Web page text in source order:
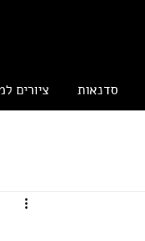
סדנאות ציורים